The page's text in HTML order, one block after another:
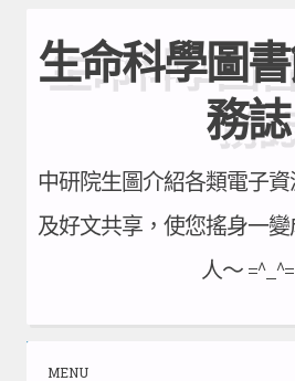
to
content
生命科學圖
務誌
中研院生圖介紹各類電子
及好文共享，使您搖身一
人～ =^_^=
MENU